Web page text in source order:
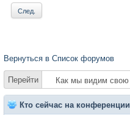
След.
Вернуться в Список форумов
Перейти
Кто сейчас на конференции